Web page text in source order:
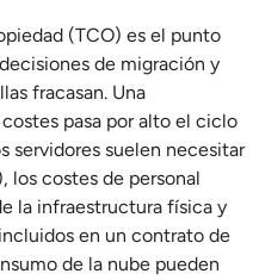
(TCO) es el punto
de migración y
fracasan. Una
pasa por alto el ciclo
servidores suelen necesitar
los costes de personal
la infraestructura física y
en un contrato de
de la nube pueden